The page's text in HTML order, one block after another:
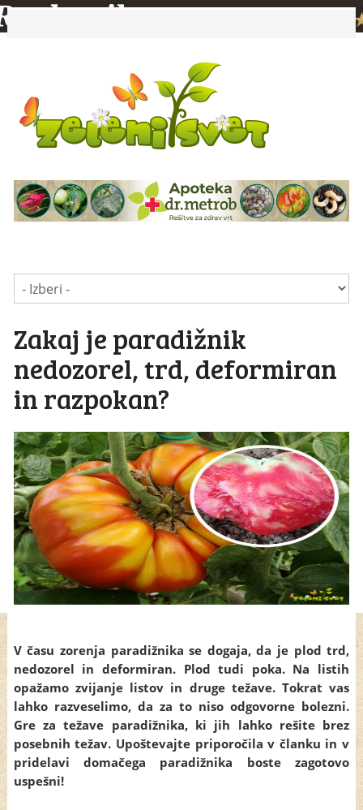
Zakaj je paradižnik
nedozorel, trd, deformiran
in razpokan?
V času zorenja paradižnika se dogaja, da je plod trd,
nedozorel in deformiran. Plod tudi poka. Na listih
opažamo zvijanje listov in druge težave. Tokrat vas
lahko razveselimo, da za to niso odgovorne bolezni.
Gre za težave paradižnika, ki jih lahko rešite brez
posebnih težav. Upoštevajte priporočila v članku in v
pridelavi domačega paradižnika boste zagotovo
uspešni!